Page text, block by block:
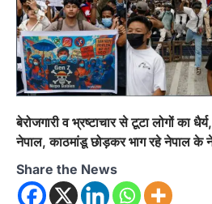
बेरोजगारी व भ्रष्टाचार से टूटा लोगों का
नेपाल, काठमांडू छोड़कर भाग रहे नेपाल के
Share the News